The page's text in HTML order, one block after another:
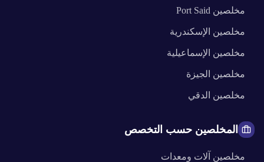
مخلصين Port Said
مخلصين الإسكندرية
مخلصين الإسماعيلية
مخلصين الجيزة
مخلصين الدقي
المخلصين حسب التخصص
مخلصين آلات ومعدات